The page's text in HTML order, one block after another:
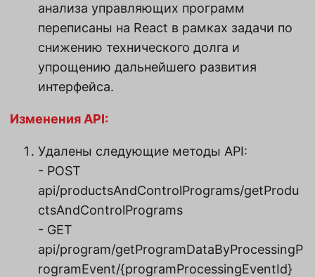
анализа управляющих программ
переписаны на React в рамках задачи по
снижению технического долга и
упрощению дальнейшего развития
интерфейса.
Изменения API:
Удалены следующие методы API:
- POST
api/productsAndControlPrograms/getProdu
ctsAndControlPrograms
- GET
api/program/getProgramDataByProcessingP
rogramEvent/{programProcessingEventId}